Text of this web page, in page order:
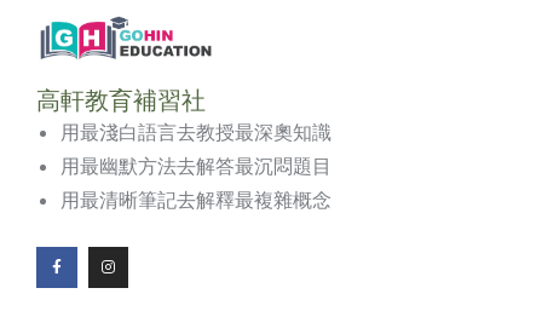
高軒教育補習社
用最淺白語言去教授最深奧知識
用最幽默方法去解答最沉悶題目
用最清晰筆記去解釋最複雜概念
F
a
I
n